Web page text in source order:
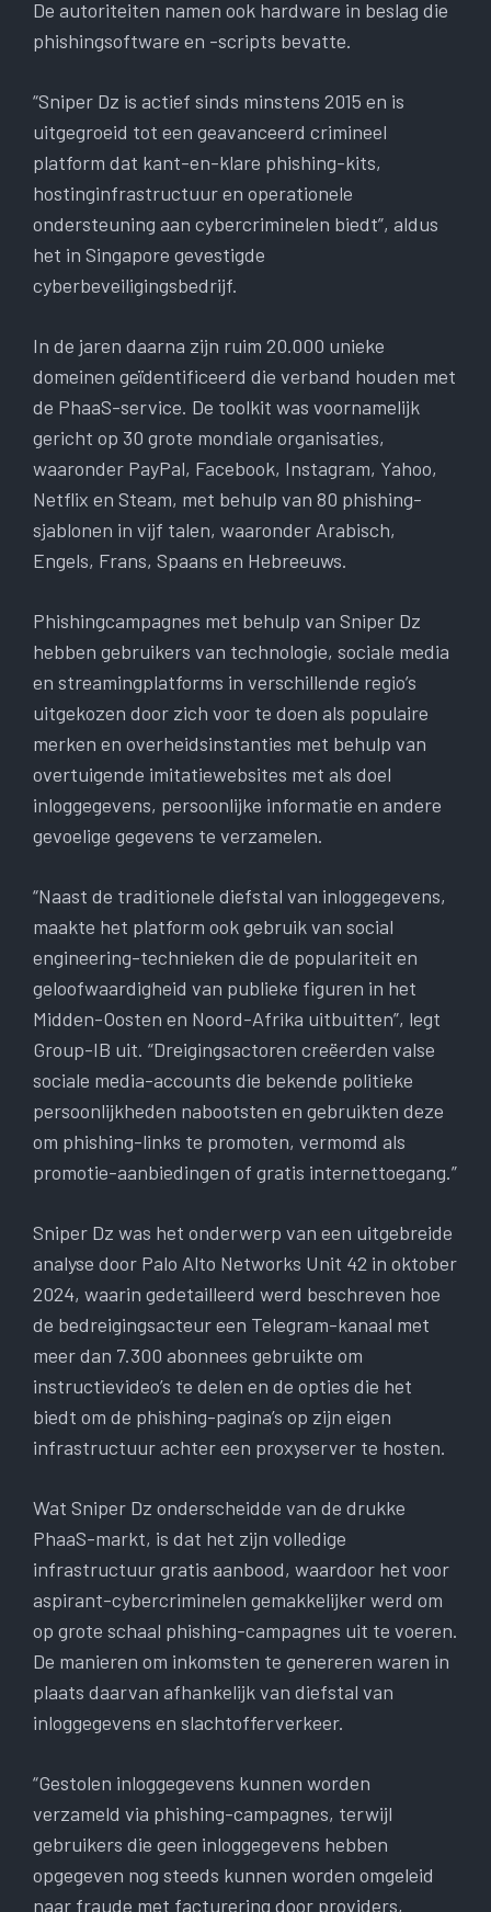
De autoriteiten namen ook hardware in beslag die
phishingsoftware en -scripts bevatte.
“Sniper Dz is actief sinds minstens 2015 en is
uitgegroeid tot een geavanceerd crimineel
platform dat kant-en-klare phishing-kits,
hostinginfrastructuur en operationele
ondersteuning aan cybercriminelen biedt”, aldus
het in Singapore gevestigde
cyberbeveiligingsbedrijf.
In de jaren daarna zijn ruim 20.000 unieke
domeinen geïdentificeerd die verband houden met
de PhaaS-service. De toolkit was voornamelijk
gericht op 30 grote mondiale organisaties,
waaronder PayPal, Facebook, Instagram, Yahoo,
Netflix en Steam, met behulp van 80 phishing-
sjablonen in vijf talen, waaronder Arabisch,
Engels, Frans, Spaans en Hebreeuws.
Phishingcampagnes met behulp van Sniper Dz
hebben gebruikers van technologie, sociale media
en streamingplatforms in verschillende regio’s
uitgekozen door zich voor te doen als populaire
merken en overheidsinstanties met behulp van
overtuigende imitatiewebsites met als doel
inloggegevens, persoonlijke informatie en andere
gevoelige gegevens te verzamelen.
“Naast de traditionele diefstal van inloggegevens,
maakte het platform ook gebruik van social
engineering-technieken die de populariteit en
geloofwaardigheid van publieke figuren in het
Midden-Oosten en Noord-Afrika uitbuitten”, legt
Group-IB uit. “Dreigingsactoren creëerden valse
sociale media-accounts die bekende politieke
persoonlijkheden nabootsten en gebruikten deze
om phishing-links te promoten, vermomd als
promotie-aanbiedingen of gratis internettoegang.”
Sniper Dz was het onderwerp van een uitgebreide
analyse door Palo Alto Networks Unit 42 in oktober
2024, waarin gedetailleerd werd beschreven hoe
de bedreigingsacteur een Telegram-kanaal met
meer dan 7.300 abonnees gebruikte om
instructievideo’s te delen en de opties die het
biedt om de phishing-pagina’s op zijn eigen
infrastructuur achter een proxyserver te hosten.
Wat Sniper Dz onderscheidde van de drukke
PhaaS-markt, is dat het zijn volledige
infrastructuur gratis aanbood, waardoor het voor
aspirant-cybercriminelen gemakkelijker werd om
op grote schaal phishing-campagnes uit te voeren.
De manieren om inkomsten te genereren waren in
plaats daarvan afhankelijk van diefstal van
inloggegevens en slachtofferverkeer.
“Gestolen inloggegevens kunnen worden
verzameld via phishing-campagnes, terwijl
gebruikers die geen inloggegevens hebben
opgegeven nog steeds kunnen worden omgeleid
naar fraude met facturering door providers,